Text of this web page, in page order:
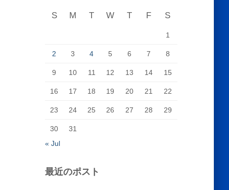
S M T W T F S
1
2 3 4 5 6 7 8
9 10 11 12 13 14 15
16 17 18 19 20 21 22
23 24 25 26 27 28 29
30
31
« Jul
最近のポスト